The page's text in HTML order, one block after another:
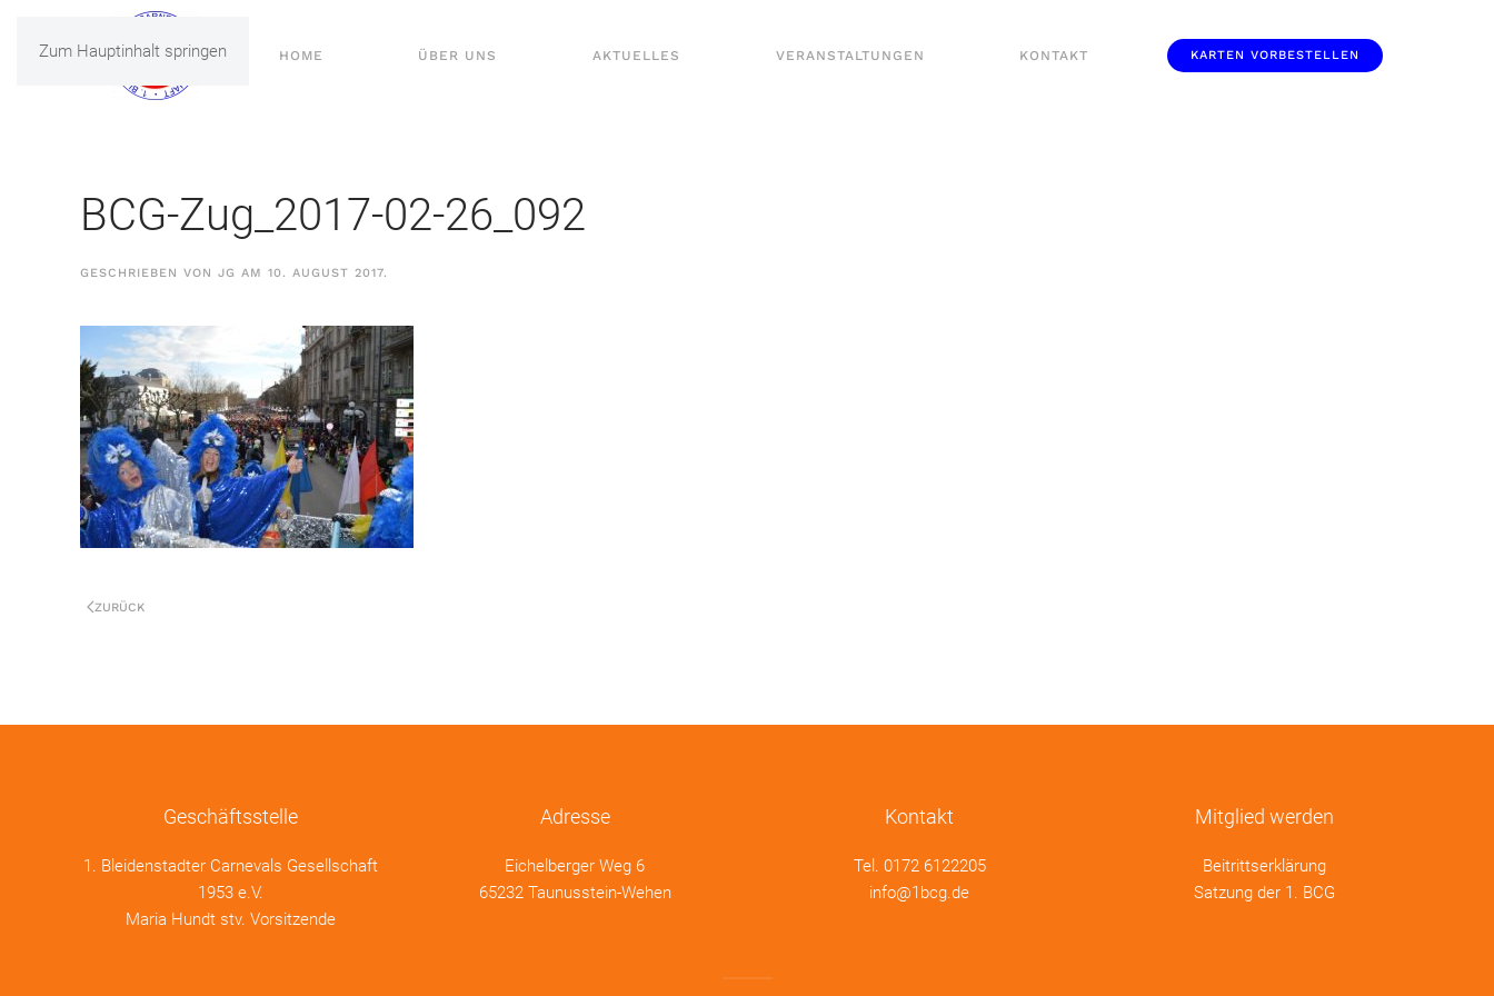
Zum Hauptinhalt springen HOME ÜBER UNS AKTUELLES VERANSTALTUNGEN KONTAKT KARTEN VORBESTELLEN
BCG-Zug_2017-02-26_092
GESCHRIEBEN VON JG AM 10. AUGUST 2017.
ZURÜCK
Geschäftsstelle
1. Bleidenstadter Carnevals Gesellschaft
1953 e.V.
Maria Hundt stv. Vorsitzende
Adresse
Eichelberger Weg 6
65232 Taunusstein-Wehen
Kontakt
Tel. 0172 6122205
info@1bcg.de
Mitglied werden
Beitrittserklärung
Satzung der 1. BCG